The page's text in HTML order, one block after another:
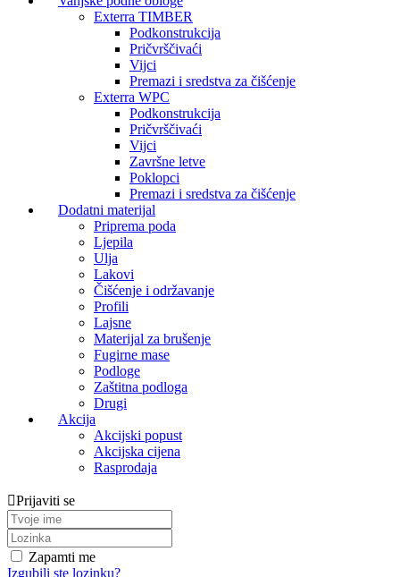
Exterra TIMBER
Podkonstrukcija
Pričvrščivaći
Vijci
Premazi i sredstva za čišćenje
Exterra WPC
Podkonstrukcija
Pričvrščivaći
Vijci
Završne letve
Poklopci
Premazi i sredstva za čišćenje
Dodatni materijal
Priprema poda
Ljepila
Ulja
Lakovi
Čišćenje i održavanje
Profili
Lajsne
Materijal za brušenje
Fugirne mase
Podloge
Zaštitna podloga
Drugi
Akcija
Akcijski popust
Akcijska cijena
Rasprodaja
Prijaviti se
Zapamti me
Izgubili ste lozinku?